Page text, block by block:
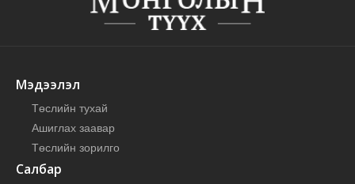
Мэдээлэл
Төслийн тухай
Ашиглах заавар
Төслийн зорилго
Салбар